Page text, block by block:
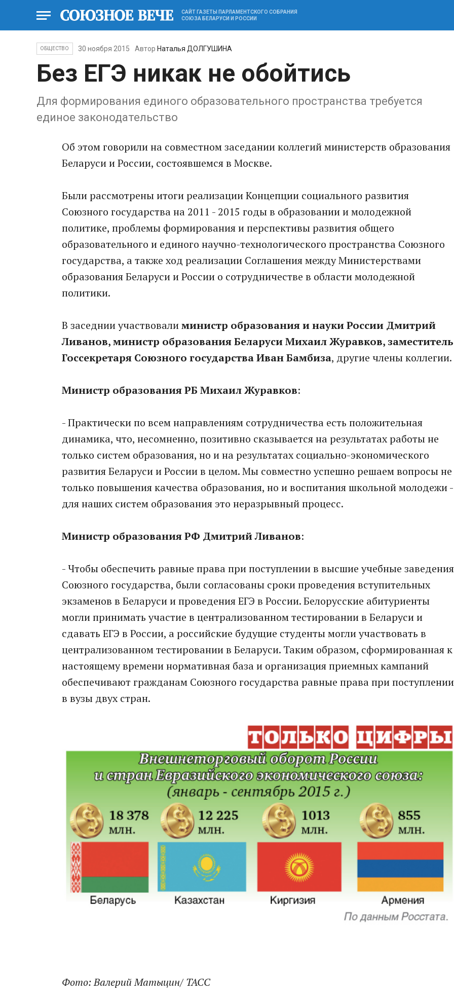
САЙТ ГАЗЕТЫ ПАРЛАМЕНТСКОГО СОБРАНИЯ
СОЮЗА БЕЛАРУСИ И РОССИИ
ОБЩЕСТВО 30 ноября 2015 Автор Наталья ДОЛГУШИНА
Без ЕГЭ никак не обойтись
Для формирования единого образовательного пространства требуется
единое законодательство
Об этом говорили на совместном заседании коллегий министерств образования
Беларуси и России, состоявшемся в Москве.
Были рассмотрены итоги реализации Концепции социального развития
Союзного государства на 2011 - 2015 годы в образовании и молодежной
политике, проблемы формирования и перспективы развития общего
образовательного и единого научно-технологического пространства Союзного
государства, а также ход реализации Соглашения между Министерствами
образования Беларуси и России о сотрудничестве в области молодежной
политики.
В заседнии участвовалиминистр образования и науки России Дмитрий
Ливанов, министр образования Беларуси Михаил Журавков, заместитель
Госсекретаря Союзного государства Иван Бамбиза, другие члены коллегии.
Министр образования РБ Михаил Журавков:
- Практически по всем направлениям сотрудничества есть положительная
динамика, что, несомненно, позитивно сказывается на результатах работы не
только систем образования, но и на результатах социально-экономического
развития Беларуси и России в целом. Мы совместно успешно решаем вопросы не
только повышения качества образования, но и воспитания школьной молодежи -
для наших систем образования это неразрывный процесс.
Министр образования РФ Дмитрий Ливанов:
- Чтобы обеспечить равные права при поступлении в высшие учебные заведения
Союзного государства, были согласованы сроки проведения вступительных
экзаменов в Беларуси и проведения ЕГЭ в России. Белорусские абитуриенты
могли принимать участие в централизованном тестировании в Беларуси и
сдавать ЕГЭ в России, а российские будущие студенты могли участвовать в
централизованном тестировании в Беларуси. Таким образом, сформированная к
настоящему времени нормативная база и организация приемных кампаний
обеспечивают гражданам Союзного государства равные права при поступлении
в вузы двух стран.
Фото: Валерий Матыцин/ ТАСС